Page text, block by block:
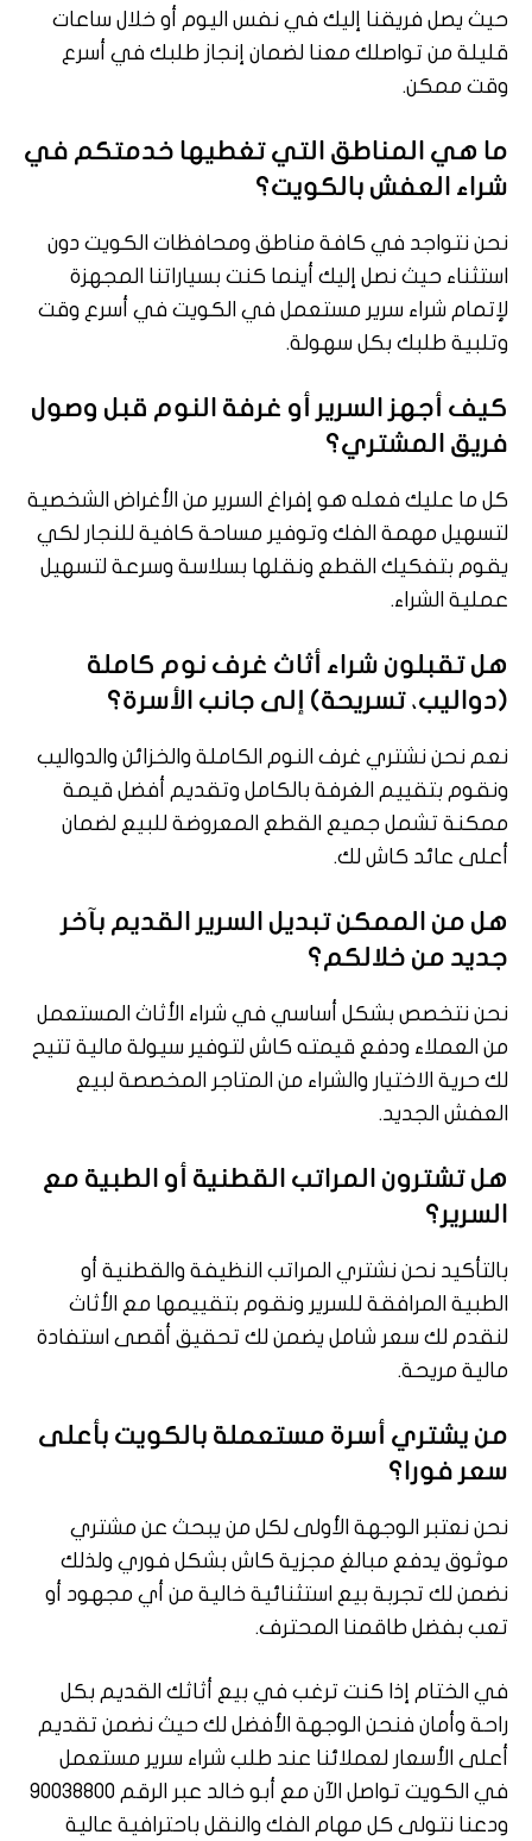
حيث يصل فريقنا إليك في نفس اليوم أو خلال ساعات
قليلة من تواصلك معنا لضمان إنجاز طلبك في أسرع
وقت ممكن.
ما هي المناطق التي تغطيها خدمتكم في
شراء العفش بالكويت؟
نحن نتواجد في كافة مناطق ومحافظات الكويت دون
استثناء حيث نصل إليك أينما كنت بسياراتنا المجهزة
لإتمام شراء سرير مستعمل في الكويت في أسرع وقت
وتلبية طلبك بكل سهولة.
كيف أجهز السرير أو غرفة النوم قبل وصول
فريق المشتري؟
كل ما عليك فعله هو إفراغ السرير من الأغراض الشخصية
لتسهيل مهمة الفك وتوفير مساحة كافية للنجار لكي
يقوم بتفكيك القطع ونقلها بسلاسة وسرعة لتسهيل
عملية الشراء.
هل تقبلون شراء أثاث غرف نوم كاملة
(دواليب، تسريحة) إلى جانب الأسرة؟
نعم نحن نشتري غرف النوم الكاملة والخزائن والدواليب
ونقوم بتقييم الغرفة بالكامل وتقديم أفضل قيمة
ممكنة تشمل جميع القطع المعروضة للبيع لضمان
أعلى عائد كاش لك.
هل من الممكن تبديل السرير القديم بآخر
جديد من خلالكم؟
نحن نتخصص بشكل أساسي في شراء الأثاث المستعمل
من العملاء ودفع قيمته كاش لتوفير سيولة مالية تتيح
لك حرية الاختيار والشراء من المتاجر المخصصة لبيع
العفش الجديد.
هل تشترون المراتب القطنية أو الطبية مع
السرير؟
بالتأكيد نحن نشتري المراتب النظيفة والقطنية أو
الطبية المرافقة للسرير ونقوم بتقييمها مع الأثاث
لنقدم لك سعر شامل يضمن لك تحقيق أقصى استفادة
مالية مريحة.
من يشتري أسرة مستعملة بالكويت بأعلى
سعر فورا؟
نحن نعتبر الوجهة الأولى لكل من يبحث عن مشتري
موثوق يدفع مبالغ مجزية كاش بشكل فوري ولذلك
نضمن لك تجربة بيع استثنائية خالية من أي مجهود أو
تعب بفضل طاقمنا المحترف.
في الختام إذا كنت ترغب في بيع أثاثك القديم بكل
راحة وأمان فنحن الوجهة الأفضل لك حيث نضمن تقديم
أعلى الأسعار لعملائنا عند طلب شراء سرير مستعمل
في الكويت تواصل الآن مع أبو خالد عبر الرقم 90038800
ودعنا نتولى كل مهام الفك والنقل باحترافية عالية